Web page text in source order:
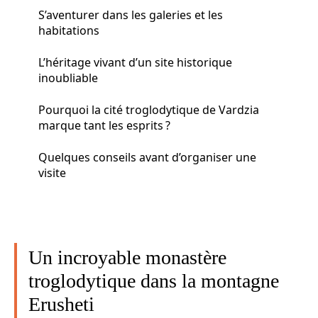
S’aventurer dans les galeries et les
habitations
L’héritage vivant d’un site historique
inoubliable
Pourquoi la cité troglodytique de Vardzia
marque tant les esprits ?
Quelques conseils avant d’organiser une
visite
Un incroyable monastère
troglodytique dans la montagne
Erusheti